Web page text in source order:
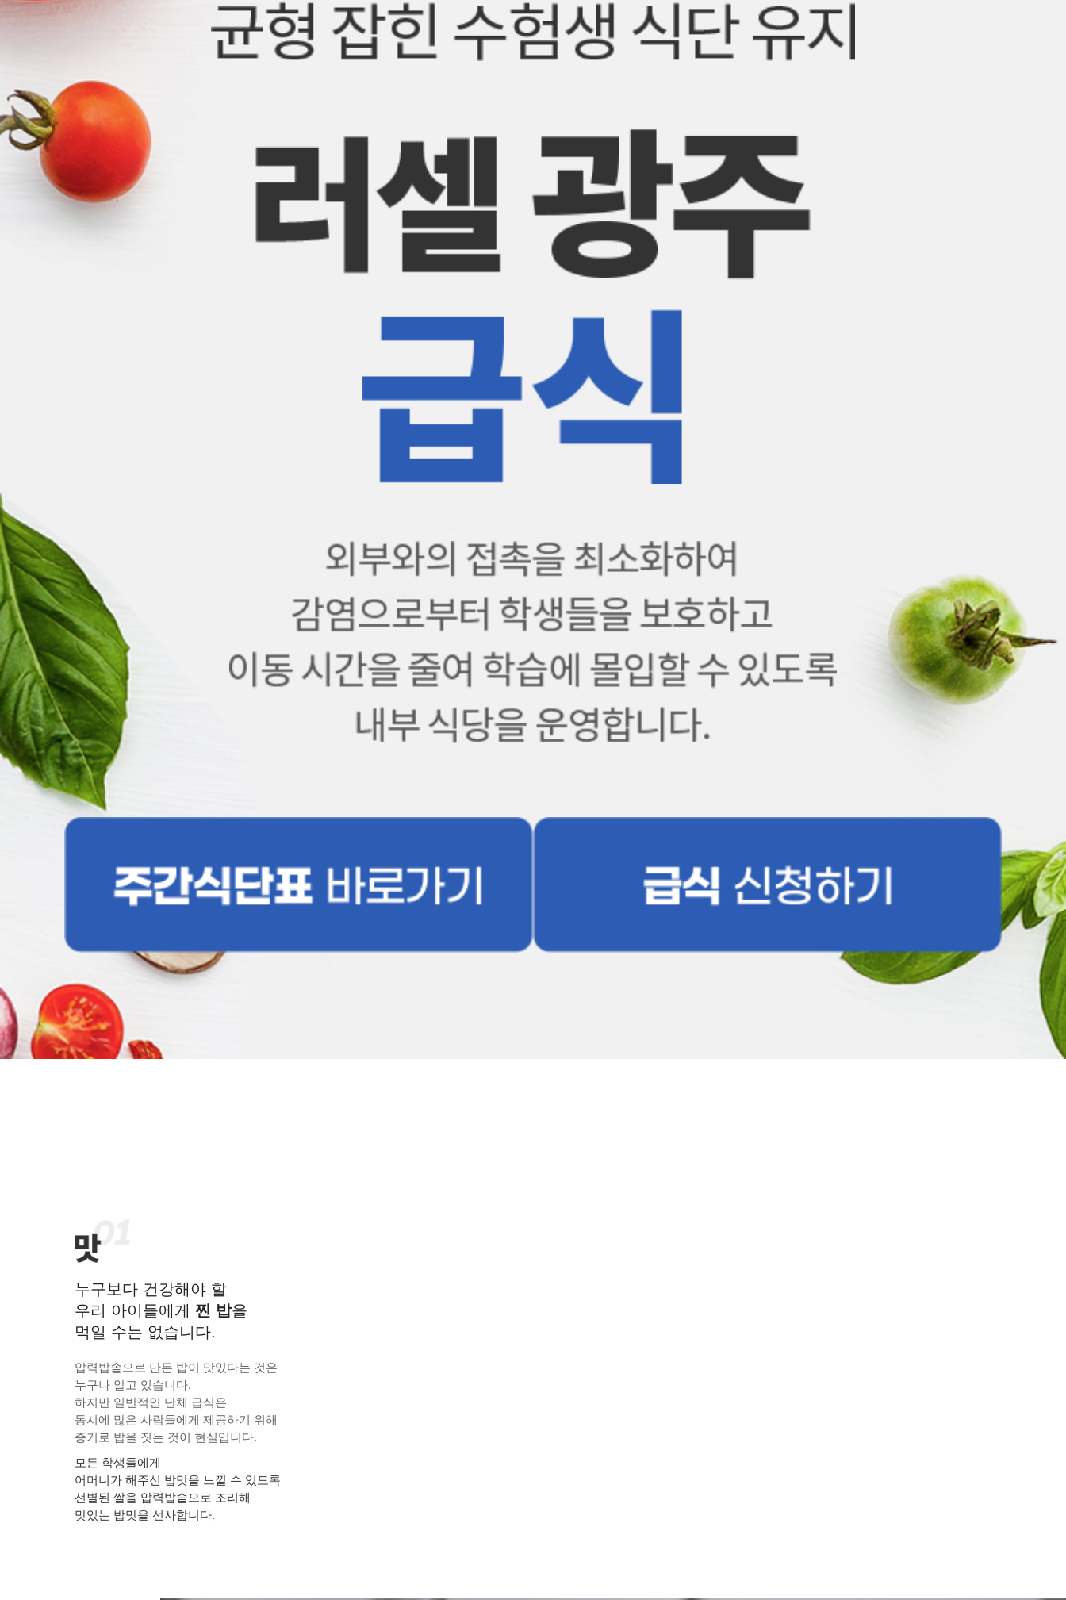
누구보다 건강해야 할
우리 아이들에게 찐 밥을
먹일 수는 없습니다.
압력밥솥으로 만든 밥이 맛있다는 것은
누구나 알고 있습니다.
하지만 일반적인 단체 급식은
동시에 많은 사람들에게 제공하기 위해
증기로 밥을 짓는 것이 현실입니다.
모든 학생들에게
어머니가 해주신 밥맛을 느낄 수 있도록
선별된 쌀을 압력밥솥으로 조리해
맛있는 밥맛을 선사합니다.